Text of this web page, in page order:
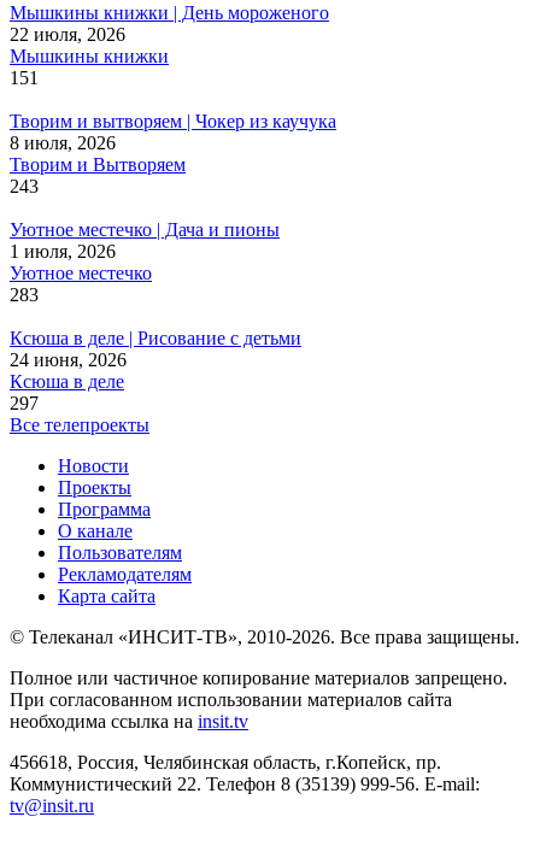
Мышкины книжки | День мороженого
22 июля, 2026
Мышкины книжки
151
Творим и вытворяем | Чокер из каучука
8 июля, 2026
Творим и Вытворяем
243
Уютное местечко | Дача и пионы
1 июля, 2026
Уютное местечко
283
Ксюша в деле | Рисование с детьми
24 июня, 2026
Ксюша в деле
297
Все телепроекты
Новости
Проекты
Программа
О канале
Пользователям
Рекламодателям
Карта сайта
© Телеканал «ИНСИТ-ТВ», 2010-2026. Все права защищены.
Полное или частичное копирование материалов запрещено.
При согласованном использовании материалов сайта
необходима ссылка на insit.tv
456618, Россия, Челябинская область, г.Копейск, пр.
Коммунистический 22. Телефон 8 (35139) 999-56. E-mail:
tv@insit.ru